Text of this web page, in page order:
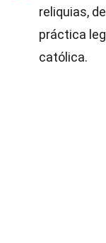
reliquias,
práctica
católica.